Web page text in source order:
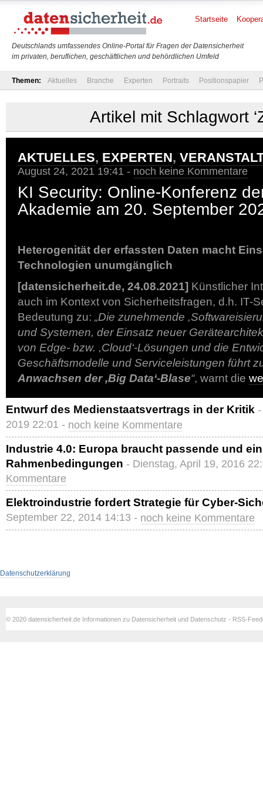
Deutschlands umfassendes Online-Portal für Fragen der Datensicherheit
im privaten, beruflichen, geschäftlichen und behördlichen Umfeld
Startseite
Themen: Aktuelles Branche Experten Portraits Positionspapier
Artikel mit Schlagwort
AKTUELLES, EXPERTEN,
August 24, 2021 19:41 - noch keine Kommentare
KI Security: Online-Konferenz
Akademie am 20. September
Heterogenität der erfassten Daten macht
Technologien unumgänglich
[datensicherheit.de, 24.08.2021] Künstlicher
auch im Kontext von Sicherheitsfragen, d.h. IT-
Bedeutung zu: „Die zunehmende
und Systemen, der Einsatz neuer
von Edge- bzw. ,Cloud‘-Lösungen und die
Geschäftsmodelle und Serviceleistungen führt
Anwachsen der ,Big Data‘-Blase“, warnt die
Entwurf des Medienstaatsvertrags in der Kritik
2019 22:01 - noch keine Kommentare
Industrie 4.0: Europa braucht passende und
Rahmenbedingungen - Dienstag, April 19, 2016
Kommentare
Elektroindustrie fordert Strategie für Cyber-
September 22, 2014 14:13 - noch keine Kommentare
Datenschutzerklärung
© 2020 datensicherheit.de Informationen zu Datensicherheit und Datenschutz - RSS-